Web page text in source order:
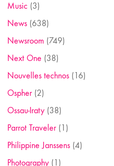
Music (3)
News (638)
Newsroom (749)
Next One (38)
Nouvelles technos (16)
Ospher(2)
Ossau-Iraty (38)
Parrot Traveler(1)
Philippine Janssens (4)
Photography (1)